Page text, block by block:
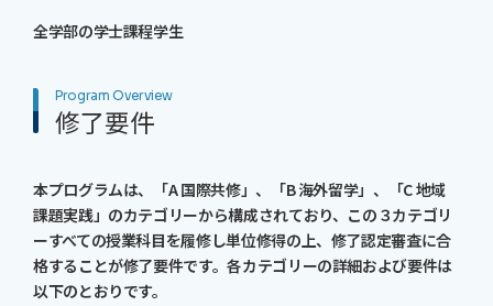
全学部の学士課程学生
Program Overview
修了要件
本プログラムは、「A 国際共修」、「B 海外留学」、「C 地域
課題実践」のカテゴリーから構成されており、この３カテゴリ
ーすべての授業科目を履修し単位修得の上、修了認定審査に合
格することが修了要件です。各カテゴリーの詳細および要件は
以下のとおりです。